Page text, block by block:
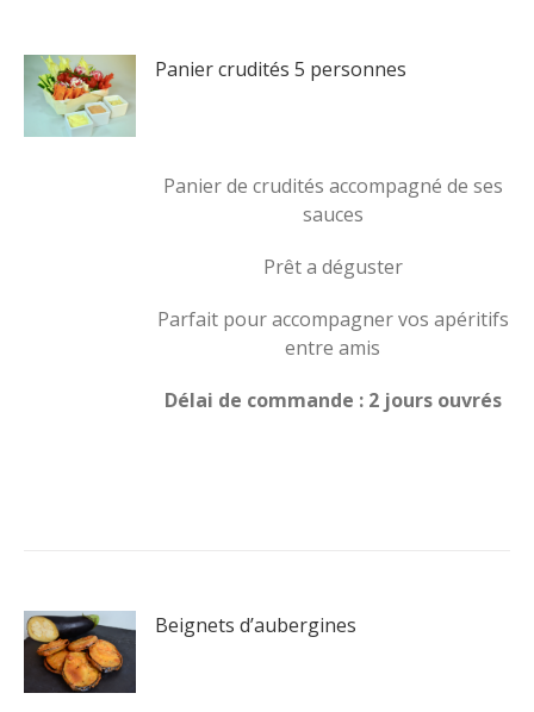
Panier crudités 5 personnes
Panier de crudités accompagné de ses
sauces
Prêt a déguster
Parfait pour accompagner vos apéritifs
entre amis
Délai de commande : 2 jours ouvrés
Beignets d’aubergines